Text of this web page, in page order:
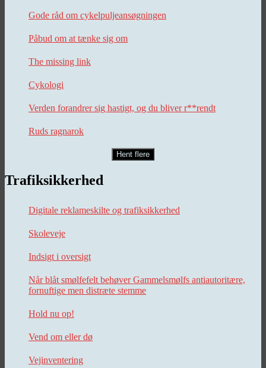
Gode råd om cykelpuljeansøgningen
Påbud om at tænke sig om
The missing link
Cykologi
Verden forandrer sig hastigt, og du bliver r**rendt
Ruds ragnarok
Hent flere
Trafiksikkerhed
Digitale reklameskilte og trafiksikkerhed
Skoleveje
Indsigt i oversigt
Når blåt smølfefelt behøver Gammelsmølfs antiautoritære,
fornuftige men distræte stemme
Hold nu op!
Vend om eller dø
Vejinventering